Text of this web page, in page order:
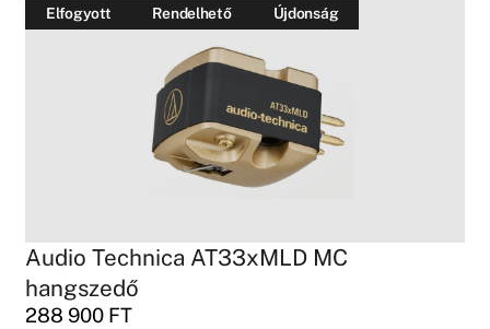
Elfogyott Rendelhető Újdonság
Audio Technica AT33xMLD MC
hangszedő
288 900 FT